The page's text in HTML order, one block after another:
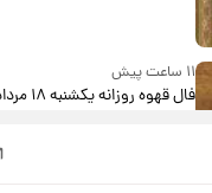
۱۱ ساعت پیش
فال قهوه روزانه یکشنبه ۱۸ مرداد ماه ۱۴۰۵